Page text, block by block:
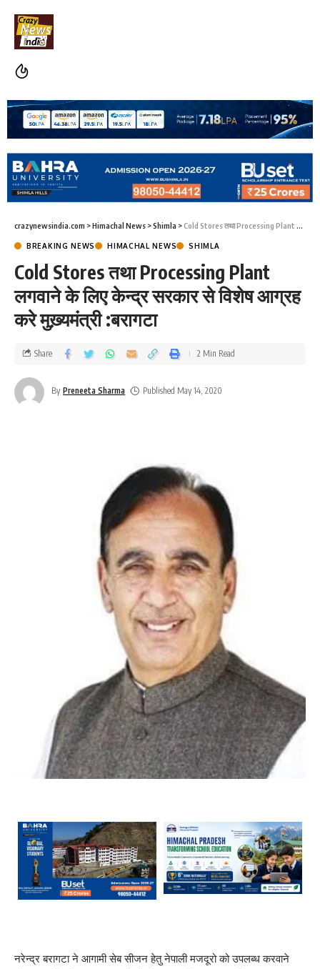
crazynewsindia.com >Himachal News >Shimla >Cold Stores तथा Processing Plant लगवाने के लिए केन्द्र सरकार से विशेष आग्रह करे मुख़्यमंत्री :बरागटा
BREAKING NEWS HIMACHAL NEWS SHIMLA
Cold Stores तथा Processing Plant
लगवाने के लिए केन्द्र सरकार से विशेष आग्रह
करे मुख़्यमंत्री :बरागटा
By Preneeta Sharma Published May 14, 2020
Share 2 Min Read
नरेन्द्र बरागटा ने आगामी सेब सीजन हेतु नेपाली मजदूरो को उपलब्ध करवाने